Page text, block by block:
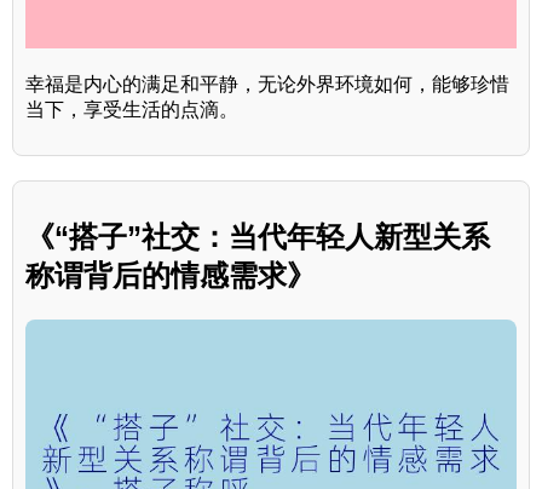
幸福是内心的满足和平静，无论外界环境如何，能够珍惜
当下，享受生活的点滴。
《“搭子”社交：当代年轻人新型关系
称谓背后的情感需求》